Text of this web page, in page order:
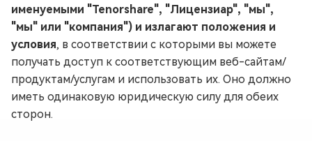
именуемыми "Tenorshare", "Лицензиар", "мы",
"мы" или "компания") и излагают положения и
условия, в соответствии с которыми вы можете
получать доступ к соответствующим веб-сайтам/
продуктам/услугам и использовать их. Оно должно
иметь одинаковую юридическую силу для обеих
сторон.